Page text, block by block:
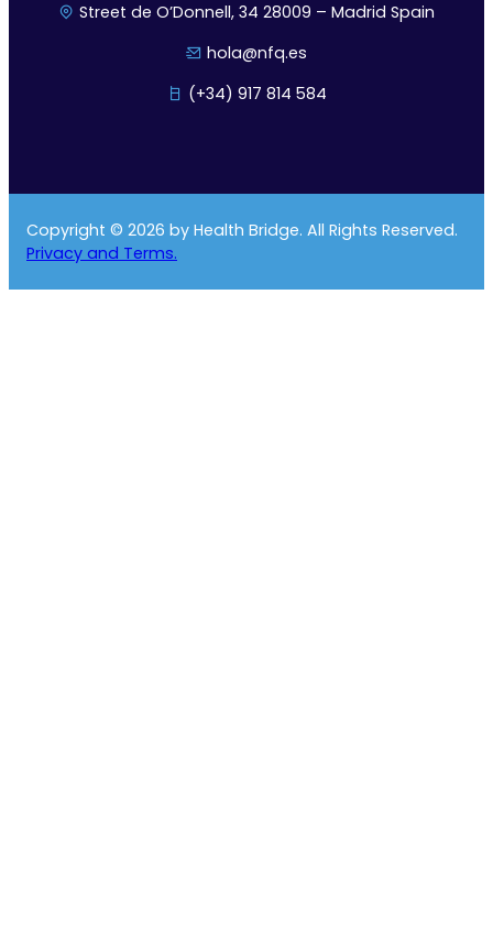
Street de O’Donnell, 34 28009 – Madrid Spain
hola@nfq.es
(+34) 917 814 584
Copyright © 2026 by Health Bridge. All Rights Reserved.
Privacy and Terms.